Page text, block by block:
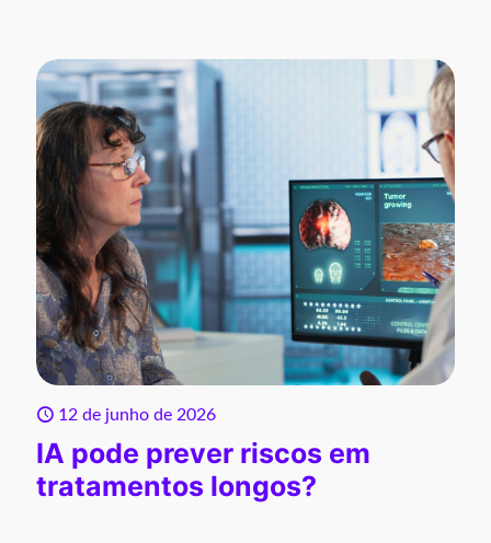
12 de junho de 2026
IA pode prever riscos em
tratamentos longos?